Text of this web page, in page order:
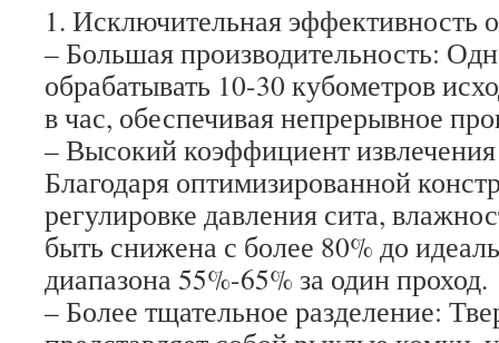
1. Исключительная эффективность
– Большая производительность:
обрабатывать 10-30 кубометров
в час, обеспечивая непрерывное
– Высокий коэффициент
Благодаря оптимизированной
регулировке давления сита,
быть снижена с более 80% до
диапазона 55%-65% за один проход.
– Более тщательное разделение: